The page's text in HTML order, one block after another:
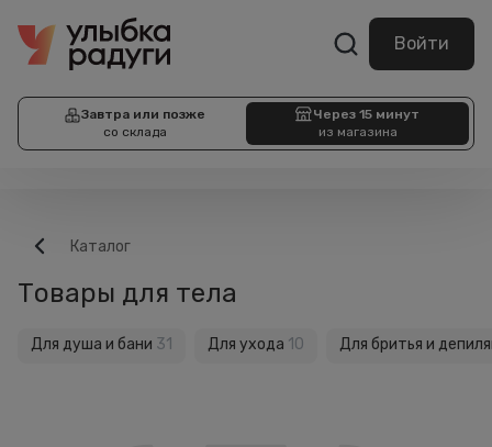
Войти
Завтра или позже
со склада
Через 15 минут
из магазина
Каталог
Товары для тела
Для душа и бани 31 Для ухода 10 Для бритья и